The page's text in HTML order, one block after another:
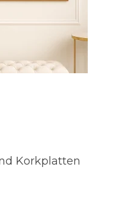
Korkplatten